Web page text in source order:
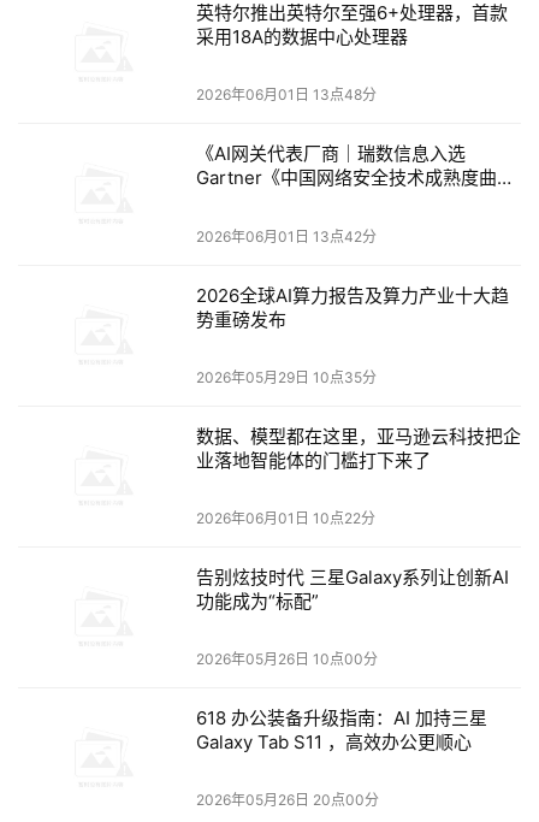
英特尔推出英特尔至强6+处理器，首款
采用18A的数据中心处理器
2026年06月01日 13点48分
《AI网关代表厂商｜瑞数信息入选
Gartner《中国网络安全技术成熟度曲线
2026年06月01日 13点42分
2026全球AI算力报告及算力产业十大趋
势重磅发布
2026年05月29日 10点35分
数据、模型都在这里，亚马逊云科技把企
业落地智能体的门槛打下来了
2026年06月01日 10点22分
告别炫技时代 三星Galaxy系列让创新AI
功能成为“标配”
2026年05月26日 10点00分
618 办公装备升级指南：AI 加持三星
Galaxy Tab S11 ，高效办公更顺心
2026年05月26日 20点00分